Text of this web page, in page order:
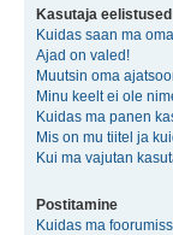
Kasutaja
Kuidas saan ma
Ajad on valed!
Muutsin oma
Minu keelt ei ole
Kuidas ma panen
Mis on mu tiitel ja
Kui ma vajutan
Postitamine
Kuidas ma